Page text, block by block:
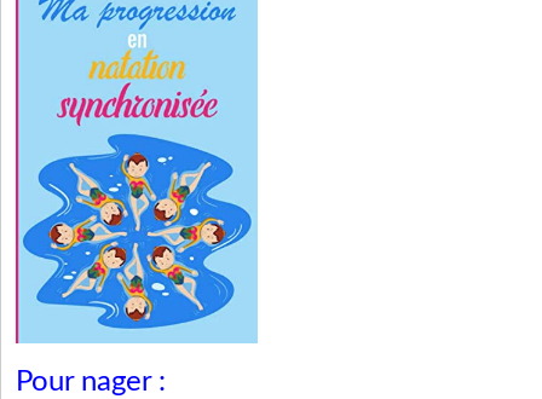
Pour nager :